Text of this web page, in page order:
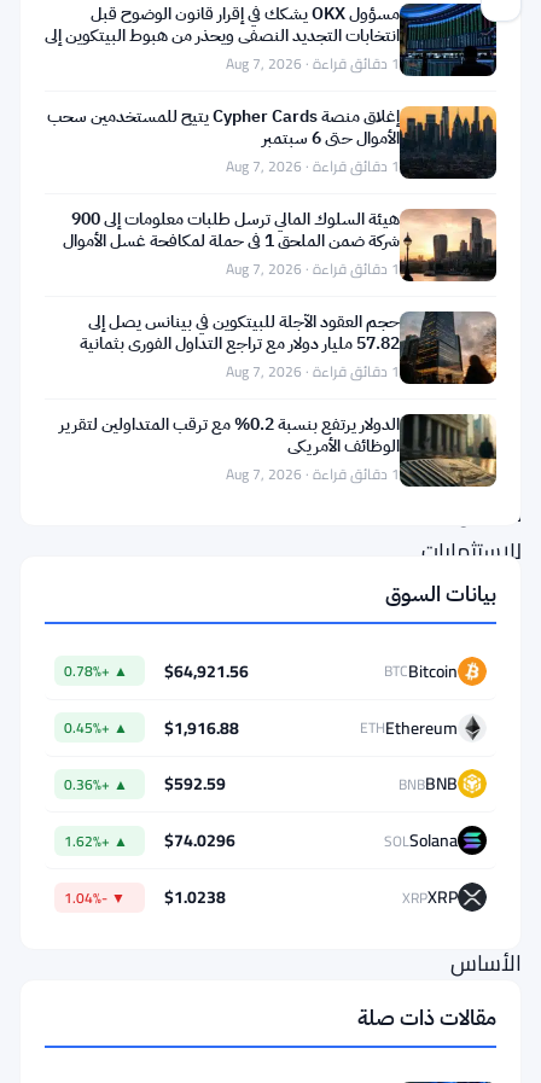
لدى
تشارلز
إدواردز
رأي
حاد
حول
صناعة
تحليلات
البلوكتشين.
مؤسس
شركة
كابريول
للاستثمارات
يصل
البلوكتشين
هي
الأساس
ضجيج
مسؤول OKX يشكك في إقرار قانون الوضوح قبل
انتخابات التجديد النصفي ويحذر من هبوط البيتكوين إلى
55 ألف دولار1 دقائق قراءة · Aug 7, 2026
إغلاق منصة Cypher Cards يتيح للمستخدمين سحب
الأموال حتى 6 سبتمبر
1 دقائق قراءة · Aug 7, 2026
هيئة السلوك المالي ترسل طلبات معلومات إلى 900
شركة ضمن الملحق 1 في حملة لمكافحة غسل الأموال
1 دقائق قراءة · Aug 7, 2026
حجم العقود الآجلة للبيتكوين في بينانس يصل إلى
57.82 مليار دولار مع تراجع التداول الفوري بثمانية
أضعاف1 دقائق قراءة · Aug 7, 2026
الدولار يرتفع بنسبة 0.2% مع ترقب المتداولين لتقرير
الوظائف الأمريكي
1 دقائق قراءة · Aug 7, 2026
بيانات السوق
Bitcoin
BTC
$64,921.56
▲ +0.78%
Ethereum
ETH
$1,916.88
▲ +0.45%
BNB
BNB
$592.59
▲ +0.36%
Solana
SOL
$74.0296
▲ +1.62%
XRP
XRP
$1.0238
▼ -1.04%
مقالات ذات صلة